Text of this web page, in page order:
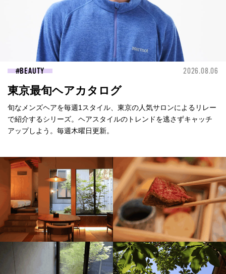
BEAUTY 2026.08.06
東京最旬ヘアカタログ
旬なメンズヘアを毎週1スタイル、東京の人気サロンによるリレー
で紹介するシリーズ。ヘアスタイルのトレンドを逃さずキャッチ
アップしよう。毎週木曜日更新。